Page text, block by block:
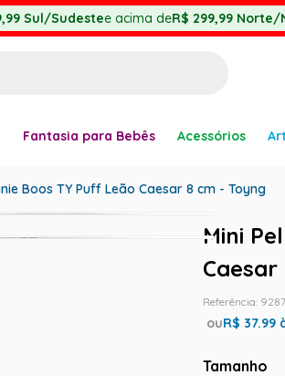
Sul/Sudestee acima deR$ 299,99 Norte/
Fantasia para Bebês Acessórios
Boos TY Puff Leão Caesar 8 cm - Toyng
Mini
Referência:
ouR$ 37.99
Tamanho